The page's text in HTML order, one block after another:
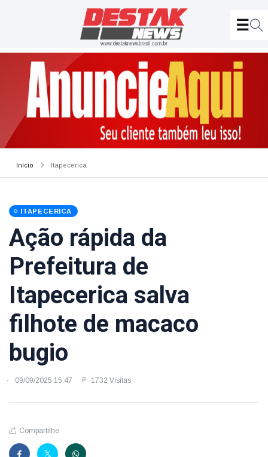
Início Itapecerica
ITAPECERICA
Ação rápida da
Prefeitura de
Itapecerica salva
filhote de macaco
bugio
09/09/2025 15:47 1732 Visitas
Compartilhe